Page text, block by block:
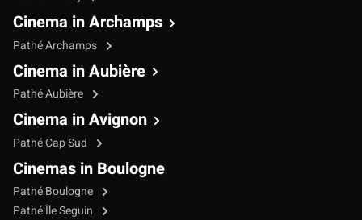
Cinema in Archamps
Pathé Archamps
Cinema in Aubière
Pathé Aubière
Cinema in Avignon
Pathé Cap Sud
Cinemas in Boulogne
Pathé Boulogne
Pathé Île Seguin